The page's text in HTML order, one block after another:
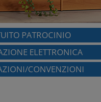
PATROCINIO
ELETTRONICA
CONVENZIONI